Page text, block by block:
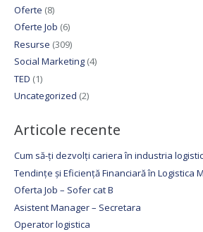
Oferte (8)
Oferte Job (6)
Resurse (309)
Social Marketing(4)
TED (1)
Uncategorized (2)
Articole recente
Cum să-ți dezvolți cariera în industria
Tendințe și Eficiență Financiară în Logistica
Oferta Job – Sofer cat B
Asistent Manager – Secretara
Operator logistica